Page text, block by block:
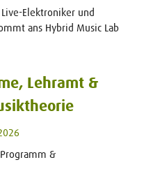
Elektroniker und
ans Hybrid Music Lab
Lehramt &
&